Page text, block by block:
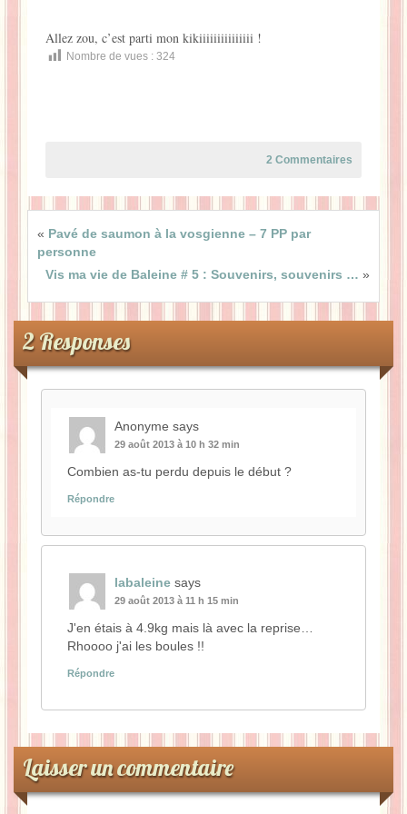
Allez zou, c’est parti mon kikiiiiiiiiiiiiiii !
Nombre de vues : 324
2 Commentaires
« Pavé de saumon à la vosgienne – 7 PP par
personne
Vis ma vie de Baleine # 5 : Souvenirs, souvenirs … »
2 Responses
Anonyme says
29 août 2013 à 10 h 32 min
Combien as-tu perdu depuis le début ?
Répondre
labaleine says
29 août 2013 à 11 h 15 min
J'en étais à 4.9kg mais là avec la reprise…
Rhoooo j'ai les boules !!
Répondre
Laisser un commentaire